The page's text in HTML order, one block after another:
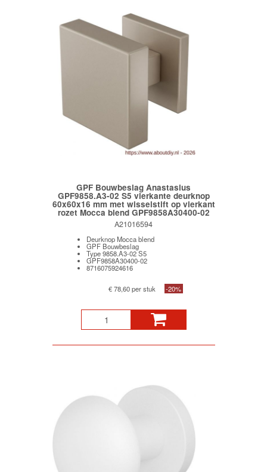
GPF Bouwbeslag Anastasius
GPF9858.A3-02 S5 vierkante deurknop
60x60x16 mm met wisselstift op vierkant
rozet Mocca blend GPF9858A30400-02
A21016594
Deurknop Mocca blend
GPF Bouwbeslag
Type 9858.A3-02 S5
GPF9858A30400-02
8716075924616
€ 78,60 per stuk -20%